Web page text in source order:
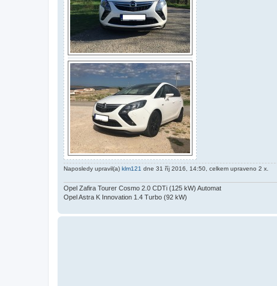
Naposledy upravil(a) klm121 dne 31 říj 2016, 14:50, celkem upraveno 2 x.
Opel Zafira Tourer Cosmo 2.0 CDTi (125 kW) Automat
Opel Astra K Innovation 1.4 Turbo (92 kW)